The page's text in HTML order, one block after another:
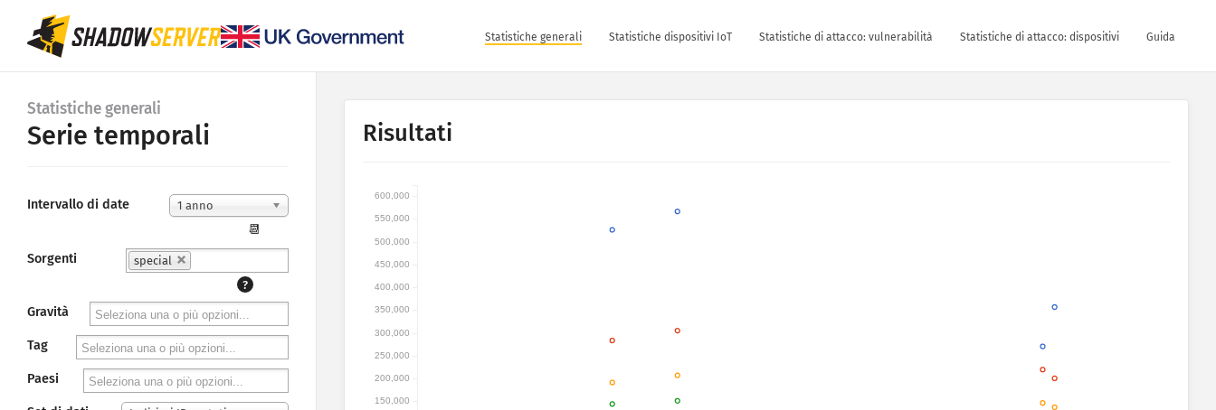
Statistiche generali Statistiche dispositivi IoT Statistiche di attacco: vulnerabilità Statistiche di attacco: dispositivi Guida
Statistiche generali
Serie temporali
Intervallo di date 1 anno
📆
Sorgenti
special
?
Gravità
Tag
Paesi
Risultati
150,000
200,000
250,000
300,000
350,000
400,000
450,000
500,000
550,000
600,000